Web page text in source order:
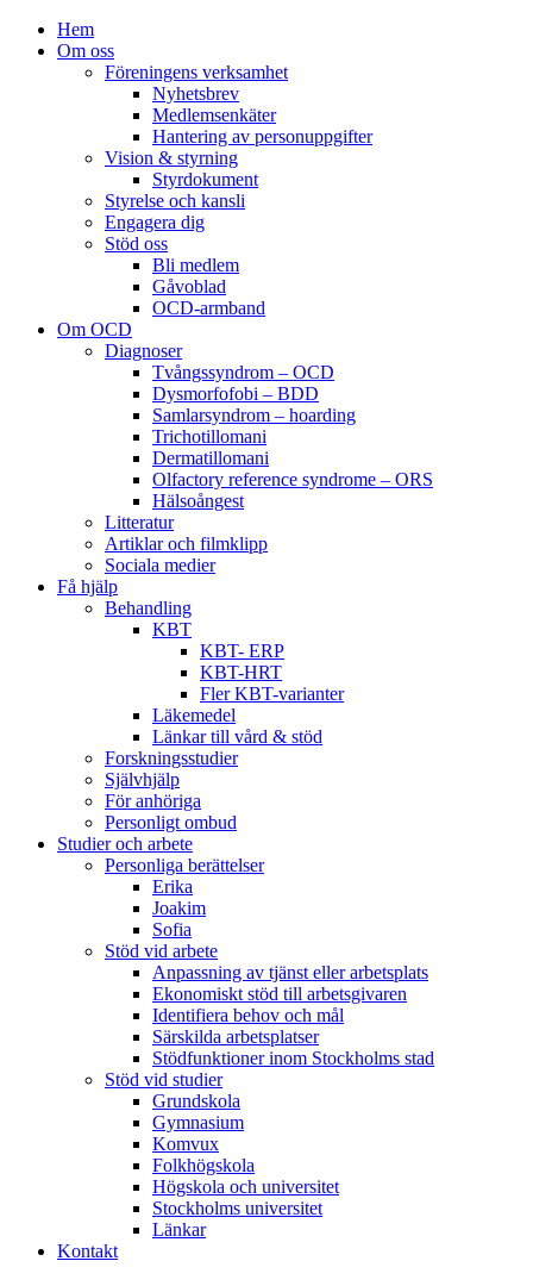
Hem
Om oss
Föreningens verksamhet
Nyhetsbrev
Medlemsenkäter
Hantering av personuppgifter
Vision & styrning
Styrdokument
Styrelse och kansli
Engagera dig
Stöd oss
Bli medlem
Gåvoblad
OCD-armband
Om OCD
Diagnoser
Tvångssyndrom – OCD
Dysmorfofobi – BDD
Samlarsyndrom – hoarding
Trichotillomani
Dermatillomani
Olfactory reference syndrome – ORS
Hälsoångest
Litteratur
Artiklar och filmklipp
Sociala medier
Få hjälp
Behandling
KBT
KBT- ERP
KBT-HRT
Fler KBT-varianter
Läkemedel
Länkar till vård & stöd
Forskningsstudier
Självhjälp
För anhöriga
Personligt ombud
Studier och arbete
Personliga berättelser
Erika
Joakim
Sofia
Stöd vid arbete
Anpassning av tjänst eller arbetsplats
Ekonomiskt stöd till arbetsgivaren
Identifiera behov och mål
Särskilda arbetsplatser
Stödfunktioner inom Stockholms stad
Stöd vid studier
Grundskola
Gymnasium
Komvux
Folkhögskola
Högskola och universitet
Stockholms universitet
Länkar
Kontakt